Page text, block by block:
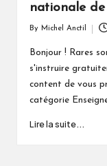
nationale
by
By Michel Anctil
Bonjour ! Rares
s'instruire
content de vous
catégorie
Lire la suite...